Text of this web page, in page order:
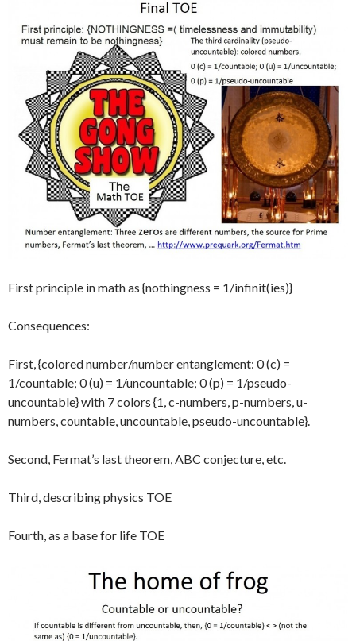
First principle in math as {nothingness = 1/infinit(ies)}
Consequences:
First, {colored number/number entanglement: 0 (c) =
1/countable; 0 (u) = 1/uncountable; 0 (p) = 1/pseudo-
uncountable} with 7 colors {1, c-numbers, p-numbers, u-
numbers, countable, uncountable, pseudo-uncountable}.
Second, Fermat’s last theorem, ABC conjecture, etc.
Third, describing physics TOE
Fourth, as a base for life TOE